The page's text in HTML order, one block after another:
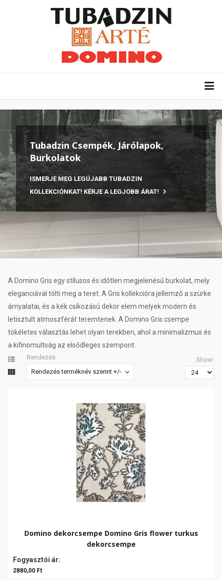
Tubadzin Csempék, Járólapok,
Burkolatok
ISMERJE MEG LEGÚJABB TUBADZIN
KOLLEKCIÓNKAT! KÉRJE A LEGJOBB ÁRAT!
A Domino Gris egy stílusos és időtlen megjelenésű burkolat, mely
eleganciával tölti meg a teret. A Gris kollekcióra jellemző a szürke
árnyalatai, és a kék csíkozású dekor elem melyek modern és
letisztult atmoszférát teremtenek. A Domino Gris csempe
tökéletes választás lehet olyan terekben, ahol a minimalizmus és
a kifinomultság az elsődleges szempont.
Rendezés
Rendezés terméknév szerint +/-
Show:
Domino dekorcsempe Domino Gris flower turkus
dekorcsempe
Fogyasztói ár:
2880,00 Ft